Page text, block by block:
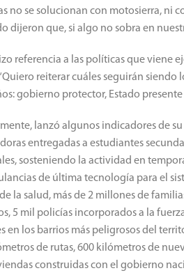
no se solucionan con motosierra, ni
dijeron que, si algo no sobra en
referencia a las políticas que viene
reiterar cuáles seguirán
gobierno protector, Estado
lanzó algunos indicadores de
entregadas a estudiantes
sosteniendo la actividad en
de última tecnología para el
la salud, más de 2 millones de
5 mil policías incorporados a la
en los barrios más peligrosos del
de rutas, 600 kilómetros de
construidas con el gobierno